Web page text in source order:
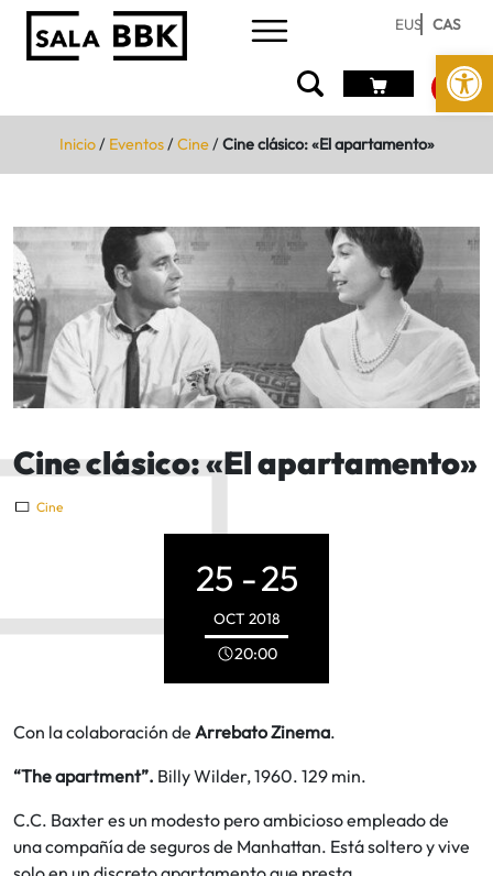
Abrir
EUS CAS
Inicio/ Eventos/Cine/Cine clásico: «El apartamento»
Cine clásico: «El apartamento»
Cine
25 -25
OCT 2018
20:00
Con la colaboración de Arrebato Zinema.
“The apartment”. Billy Wilder, 1960. 129 min.
C.C. Baxter es un modesto pero ambicioso empleado de
una compañía de seguros de Manhattan. Está soltero y vive